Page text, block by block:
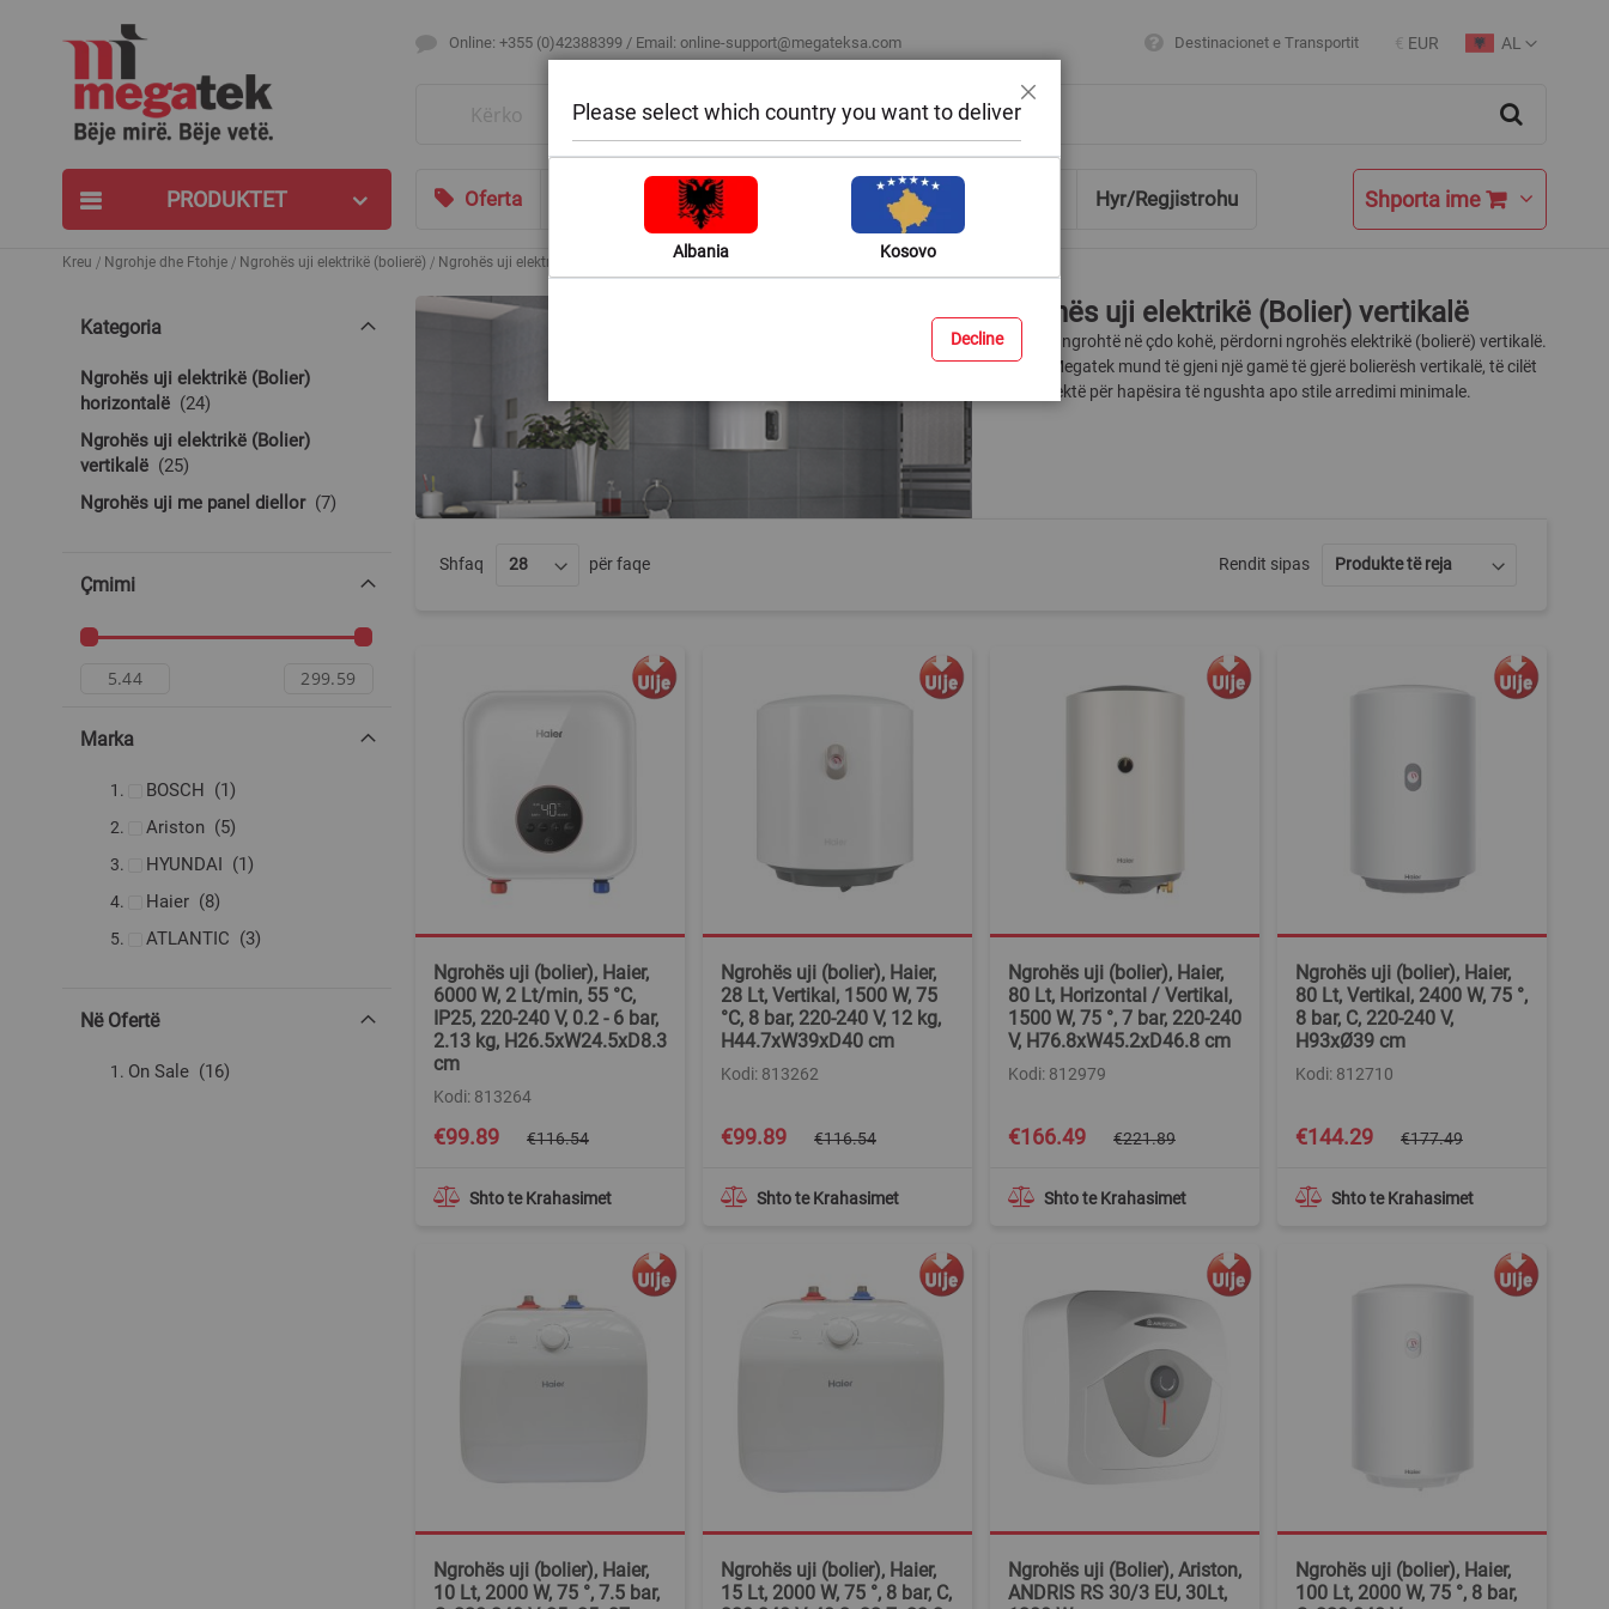
Online: +355 (0)42388399 / Email: online-support@megateksa.com Destinacionet e Transportit
Currency
€ EUR
Language
AL
PRODUKTET Oferta Bli sipas ambientit Ndihmë & Këshilla Hyr/Regjistrohu Shporta ime
Kreu Ngrohje dhe Ftohje Ngrohës uji elektrikë (bolierë) Ngrohës uji elektrikë (Bolier) vertikalë
Ngrohës uji elektrikë (Bolier) vertikalë
Për ujë të ngrohtë në çdo kohë, përdorni ngrohës elektrikë (bolierë) vertikalë.
Këtu në Megatek mund të gjeni një gamë të gjerë bolierësh vertikalë, të cilët
janë perfektë për hapësira të ngushta apo stile arredimi minimale.
Shfaq për faqe Rendit sipas
Ngrohës uji (bolier), Haier,
6000 W, 2 Lt/min, 55 °C,
IP25, 220-240 V, 0.2 - 6 bar,
2.13 kg, H26.5xW24.5xD8.3
cm
Kodi: 813264
Shto te Krahasimet
Special
Price
€99.89 €116.54
Ngrohës uji (bolier), Haier,
28 Lt, Vertikal, 1500 W, 75
°C, 8 bar, 220-240 V, 12 kg,
H44.7xW39xD40 cm
Kodi: 813262
Shto te Krahasimet
Special
Price
€99.89 €116.54
Ngrohës uji (bolier), Haier,
80 Lt, Horizontal / Vertikal,
1500 W, 75 °, 7 bar, 220-240
V, H76.8xW45.2xD46.8 cm
Kodi: 812979
Shto te Krahasimet
Special
Price
€166.49 €221.89
Ngrohës uji (bolier), Haier,
80 Lt, Vertikal, 2400 W, 75 °,
8 bar, C, 220-240 V,
H93xØ39 cm
Kodi: 812710
Shto te Krahasimet
Special
Price
€144.29 €177.49
Ngrohës uji (bolier), Haier,
10 Lt, 2000 W, 75 °, 7.5 bar,
Ngrohës uji (bolier), Haier,
15 Lt, 2000 W, 75 °, 8 bar, C,
Ngrohës uji (Bolier), Ariston,
ANDRIS RS 30/3 EU, 30Lt,
Ngrohës uji (bolier), Haier,
100 Lt, 2000 W, 75 °, 8 bar,
Kategoria
Ngrohës uji elektrikë (Bolier)
horizontalë
24produkte
Ngrohës uji elektrikë (Bolier)
vertikalë
25produkte
Ngrohës uji me panel diellor
7produkte
Çmimi
Marka
BOSCH 1produkt
Ariston
5produkte
HYUNDAI
1produkt
Haier
8produkte
ATLANTIC
3produkte
Në Ofertë
On Sale 16produkte
Please select which country you want to deliver
Albania Kosovo
Decline